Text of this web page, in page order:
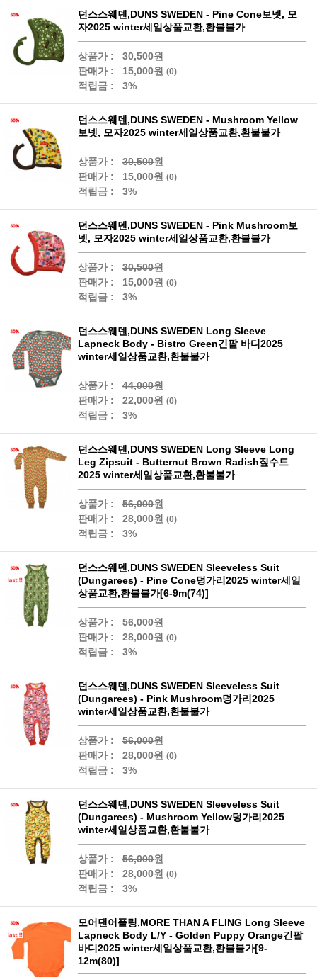
던스스웨덴,DUNS SWEDEN - Pine Cone보넷, 모
자2025 winter세일상품교환,환불불가
상품가 : 30,500원
판매가 :
15,000원 (0)
적립금 : 3%
던스스웨덴,DUNS SWEDEN - Mushroom Yellow
보넷, 모자2025 winter세일상품교환,환불불가
상품가 : 30,500원
판매가 :
15,000원 (0)
적립금 : 3%
던스스웨덴,DUNS SWEDEN - Pink Mushroom보
넷, 모자2025 winter세일상품교환,환불불가
상품가 : 30,500원
판매가 :
15,000원 (0)
적립금 : 3%
던스스웨덴,DUNS SWEDEN Long Sleeve
Lapneck Body - Bistro Green긴팔 바디2025
winter세일상품교환,환불불가
상품가 : 44,000원
판매가 :
22,000원 (0)
적립금 : 3%
던스스웨덴,DUNS SWEDEN Long Sleeve Long
Leg Zipsuit - Butternut Brown Radish짚수트
2025 winter세일상품교환,환불불가
상품가 : 56,000원
판매가 :
28,000원 (0)
적립금 : 3%
던스스웨덴,DUNS SWEDEN Sleeveless Suit
(Dungarees) - Pine Cone덩가리2025 winter세일
상품교환,환불불가[6-9m(74)]
상품가 : 56,000원
판매가 :
28,000원 (0)
적립금 : 3%
던스스웨덴,DUNS SWEDEN Sleeveless Suit
(Dungarees) - Pink Mushroom덩가리2025
winter세일상품교환,환불불가
상품가 : 56,000원
판매가 :
28,000원 (0)
적립금 : 3%
던스스웨덴,DUNS SWEDEN Sleeveless Suit
(Dungarees) - Mushroom Yellow덩가리2025
winter세일상품교환,환불불가
상품가 : 56,000원
판매가 :
28,000원 (0)
적립금 : 3%
모어댄어플링,MORE THAN A FLING Long Sleeve
Lapneck Body L/Y - Golden Puppy Orange긴팔
바디2025 winter세일상품교환,환불불가[9-
12m(80)]